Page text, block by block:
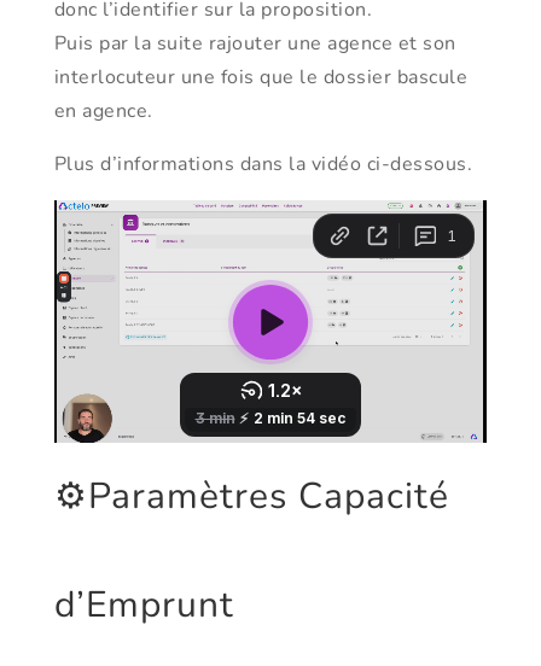
donc l’identifier sur la proposition.
Puis par la suite rajouter une agence et son
interlocuteur une fois que le dossier bascule
en agence.
Plus d’informations dans la vidéo ci-dessous.
⚙️Paramètres Capacité
d’Emprunt